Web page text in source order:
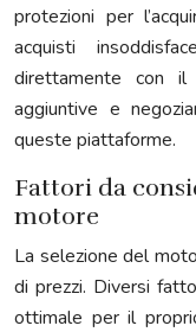
protezioni per
acquisti
direttamente con il
aggiuntive e
queste piattaforme.
Fattori da
motore
La selezione del
di prezzi. Diversi
ottimale per il